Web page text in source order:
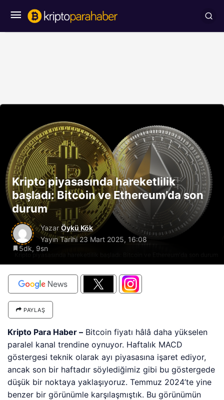
Kripto piyasasında hareketlilik başladı: Bitcoin ve Ethereum'da son durum
Kripto piyasasında hareketlilik
başladı: Bitcoin ve Ethereum’da son
durum
Yazar Öykü Kök
Yayın Tarihi23 Mart 2025, 16:08
5dk, 9sn
PAYLAŞ
Kripto Para Haber – Bitcoin fiyatı hâlâ daha yükselen
paralel kanal trendine oynuyor. Haftalık MACD
göstergesi teknik olarak ayı piyasasına işaret ediyor,
ancak son bir haftadır söylediğimiz gibi bu göstergede
düşük bir noktaya yaklaşıyoruz. Temmuz 2024’te yine
benzer bir görünümle karşılaşmıştık. Bu görünümün